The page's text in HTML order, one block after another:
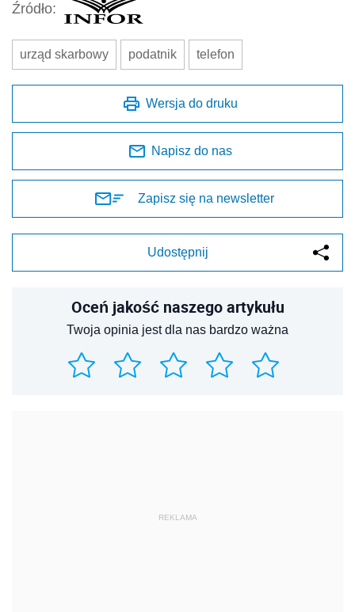
Źródło:
urząd skarbowy podatnik telefon
Wersja do druku
Napisz do nas
Zapisz się na newsletter
Udostępnij
Oceń jakość naszego artykułu
Twoja opinia jest dla nas bardzo ważna
REKLAMA